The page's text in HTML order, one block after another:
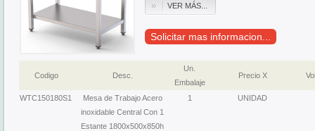
VER MÁS...
Solicitar mas informacion...
Codigo Desc.
Un.
Embalaje
Precio X
WTC150180S1
Mesa de Trabajo Acero
inoxidable Central Con 1
Estante 1800x500x850h
1 UNIDAD